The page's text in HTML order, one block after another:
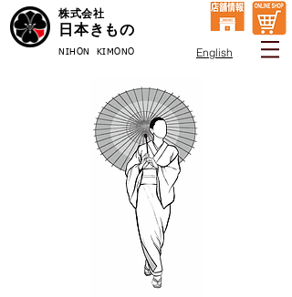
株式会社
日本きもの
NIHON KIMONO English